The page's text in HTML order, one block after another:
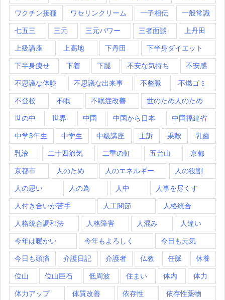
ワクチン接種 ワセリンクリーム 一子相伝 一般常識
七五三 三元 三元パワー 三者面談 上丹田
上級講座 上高地 下丹田 下半身ダイエット
下半身痩せ 下着 下腿 不安な気持ち 不安感
不思議な体験 不思議な出来事 不整脈 不燃ゴミ
不登校 不眠 不眠症改善 世のため人のため
世の中 世界 中国 中国から日本 中国福建省
中学3年生 中学生 中級講座 主訴 乗鞍 乳歯
乳液 二十四節気 二重の虹 五台山 京都
京都市 人のため 人のエネルギー 人の役割
人の思い 人の為 人中 人事を尽くす
人付き合いが苦手 人工関節 人格統合
人格統合調和法 人格障害 人混み 人違い
今年は暖かい 今年もよろしく 今日も元気
今日も頭痛 介護日記 介護者 仏教 任脈 休養
位山 位山巨石 低周波 住まい 体内 体力
体力アップ 体質改善 依存性 依存性薬物